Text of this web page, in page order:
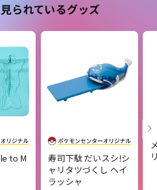
られているグッズ
to M
寿司下駄 だいスシ!シ
ャリタツづくし ヘイ
ラッシャ